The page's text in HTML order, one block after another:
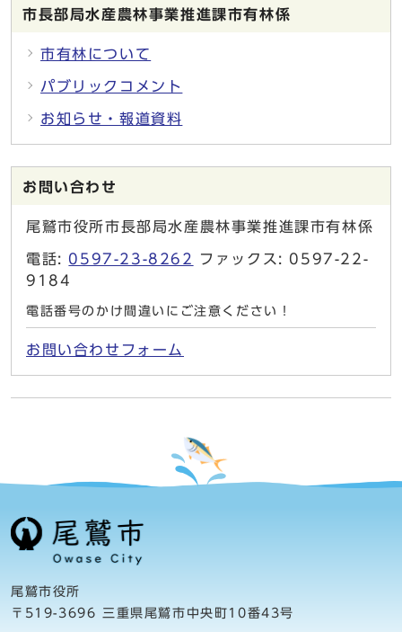
市長部局水産農林事業推進課市有林係
市有林について
パブリックコメント
お知らせ・報道資料
お問い合わせ
尾鷲市役所市長部局水産農林事業推進課市有林係
電話: 0597-23-8262
ファックス: 0597-22-
9184
電話番号のかけ間違いにご注意ください！
お問い合わせフォーム
尾鷲市役所
〒519-3696 三重県尾鷲市中央町10番43号